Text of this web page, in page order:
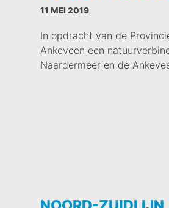
11 MEI 2019
In opdracht van de
Ankeveen een
Naardermeer en de